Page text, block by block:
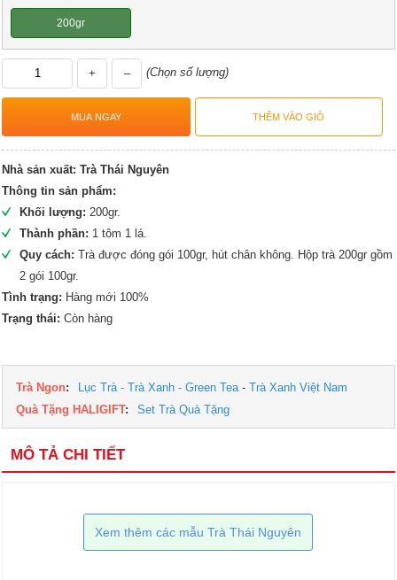
200gr
+ – (Chọn số lượng)
Nhà sản xuất: Trà Thái Nguyên
Thông tin sản phẩm:
Khối lượng: 200gr.
Thành phần: 1 tôm 1 lá.
Quy cách:Trà được đóng gói 100gr, hút chân không. Hộp trà 200gr gồm
2 gói 100gr.
Tình trạng: Hàng mới 100%
Trạng thái:Còn hàng
Trà Ngon: Lục Trà - Trà Xanh - Green Tea -Trà Xanh Việt Nam
Quà Tặng HALIGIFT: Set Trà Quà Tặng
MÔ TẢ CHI TIẾT
Xem thêm các mẫu Trà Thái Nguyên